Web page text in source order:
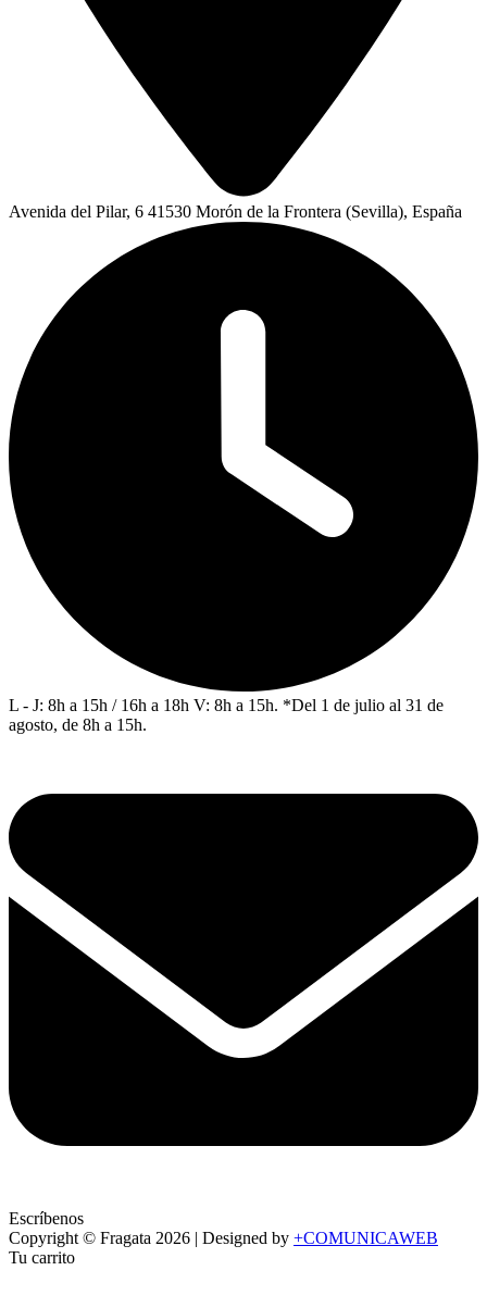
Avenida del Pilar, 6 41530 Morón de la Frontera (Sevilla), España
L - J: 8h a 15h / 16h a 18h V: 8h a 15h. *Del 1 de julio al 31 de
agosto, de 8h a 15h.
Escríbenos
Copyright © Fragata 2026 | Designed by +COMUNICAWEB
Tu carrito